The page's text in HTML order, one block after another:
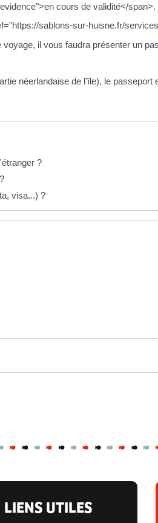
cours de validité</span>.
sablons-sur-huisne.fr/
il vous faudra présenter un
néerlandaise de l'île), le passeport
?
visa...) ?
LIENS UTILES